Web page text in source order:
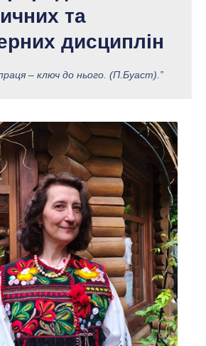
та
дисциплін
– ключ до нього. (П.Буаст).”